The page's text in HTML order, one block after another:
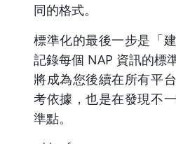
同的格式。
標準化的最後一步是「
記錄每個 NAP 資訊的標
將成為您後續在所有平
考依據，也是在發現不
準點。